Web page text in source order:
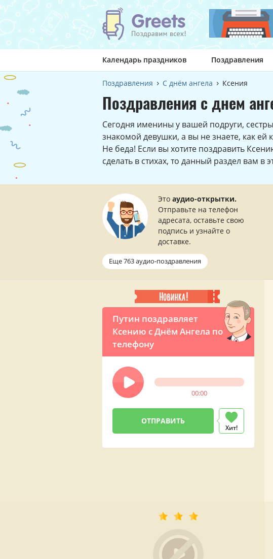
Календарь праздников Поздравления
Поздравления С днём ангела Ксения
Поздравления с днем
Сегодня именины у вашей подруги,
знакомой девушки, а вы не знаете, как ей
Не беда! Если вы хотите поздравить
сделать в стихах, то данный раздел вам в
Это аудио-открытки.
Отправьте на телефон
адресата, оставьте свою
подпись и узнайте о
доставке.
Еще 763 аудио-поздравления
Путин поздравляет
Ксению с Днём Ангела по
телефону
00:00
Хит!